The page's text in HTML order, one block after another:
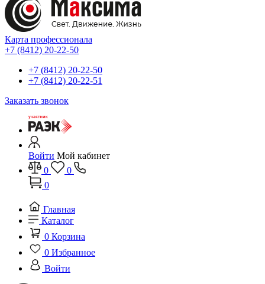
Карта профессионала
+7 (8412) 20-22-50
+7 (8412) 20-22-50
+7 (8412) 20-22-51
Заказать звонок
Войти Мой кабинет
0
0
0
Главная
Каталог
0 Корзина
0 Избранное
Войти